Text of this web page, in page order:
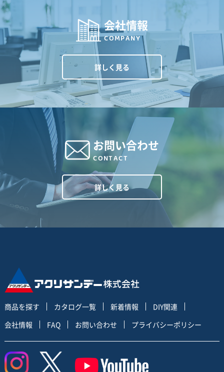
会社情報
COMPANY
詳しく見る
お問い合わせ
CONTACT
詳しく見る
商品を探す カタログ一覧 新着情報
DIY関連
会社情報
FAQ お問い合わせ プライバシーポリシー